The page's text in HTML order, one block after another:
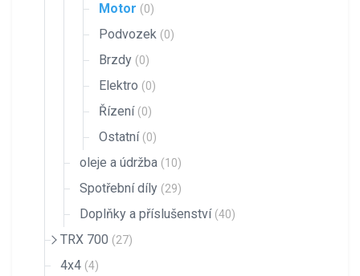
Motor (0)
Podvozek (0)
Brzdy (0)
Elektro (0)
Řízení (0)
Ostatní (0)
oleje a údržba (10)
Spotřební díly (29)
Doplňky a příslušenství (40)
TRX 700 (27)
4x4 (4)